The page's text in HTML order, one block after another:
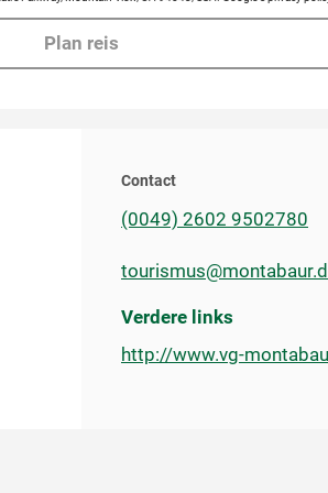
Plan reis
Contact
(0049) 2602 9502780
Verdere links
http://www.vg-